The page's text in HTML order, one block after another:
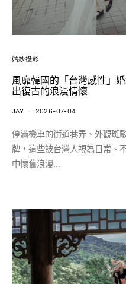
婚紗攝影
風靡韓國的「台灣感性」
出復古的浪漫情懷
JAY 2026-07-04
停滿機車的街道巷弄、外觀斑
牌，這些被台灣人視為日常、
中懷舊浪漫…